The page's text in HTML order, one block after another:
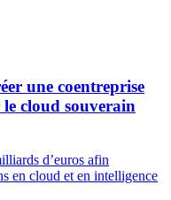
une coentreprise
cloud souverain
d’euros afin
en cloud et en intelligence